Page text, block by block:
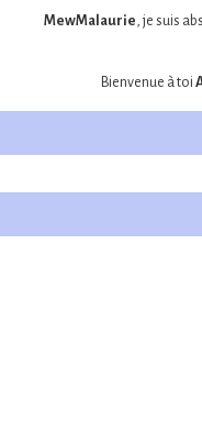
MewMalaurie, je suis
Bienvenue à toi